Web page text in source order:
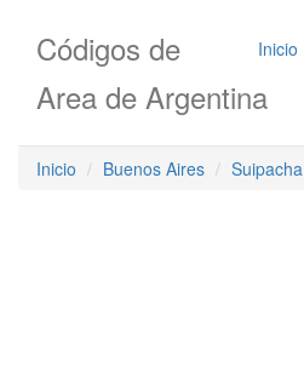
Inicio
Códigos de
Area de Argentina
Inicio Buenos Aires Suipacha